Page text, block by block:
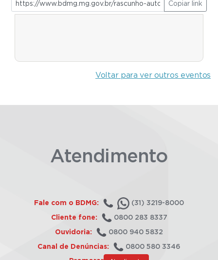
Copiar link
Voltar para ver outros eventos
Atendimento
Fale com o BDMG: (31) 3219-8000
Cliente fone: 0800 283 8337
Ouvidoria: 0800 940 5832
Canal de Denúncias: 0800 580 3346